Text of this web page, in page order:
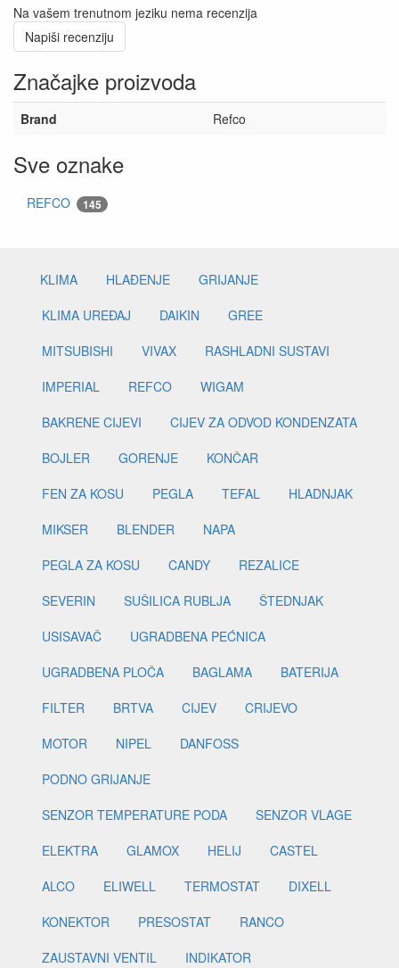
Na vašem trenutnom jeziku nema recenzija
Napiši recenziju
Značajke proizvoda
Brand Refco
Sve oznake
REFCO 145
KLIMA HLAĐENJE
GRIJANJE
KLIMA UREĐAJ
DAIKIN
GREE
MITSUBISHI
VIVAX
RASHLADNI SUSTAVI
IMPERIAL
REFCO
WIGAM
BAKRENE CIJEVI
CIJEV ZA ODVOD KONDENZATA
BOJLER
GORENJE
KONČAR
FEN ZA KOSU
PEGLA TEFAL
HLADNJAK
MIKSER
BLENDER
NAPA
PEGLA ZA KOSU
CANDY
REZALICE
SEVERIN
SUŠILICA RUBLJA
ŠTEDNJAK
USISAVAČ
UGRADBENA PEĆNICA
UGRADBENA PLOČA
BAGLAMA
BATERIJA
FILTER
BRTVA CIJEV
CRIJEVO
MOTOR
NIPEL
DANFOSS
PODNO GRIJANJE
SENZOR TEMPERATURE PODA
SENZOR VLAGE
ELEKTRA
GLAMOX HELIJ
CASTEL
ALCO
ELIWELL TERMOSTAT
DIXELL
KONEKTOR
PRESOSTAT
RANCO
ZAUSTAVNI VENTIL
INDIKATOR